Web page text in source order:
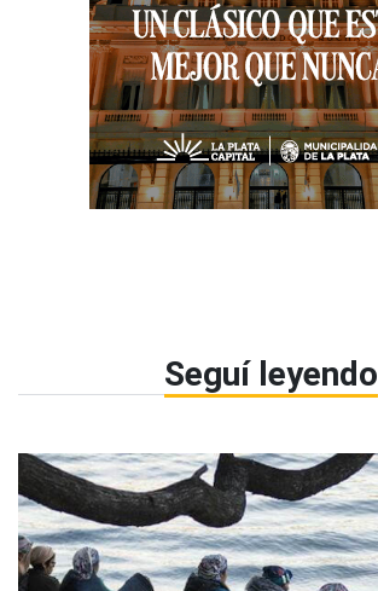
Seguí leyendo